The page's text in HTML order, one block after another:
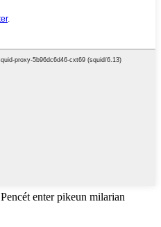
Pencét enter pikeun milarian